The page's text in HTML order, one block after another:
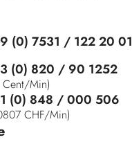
(0) 7531 / 122 20 01
(0) 820 / 90 1252
Min)
(0) 848 / 000 506
CHF/Min)